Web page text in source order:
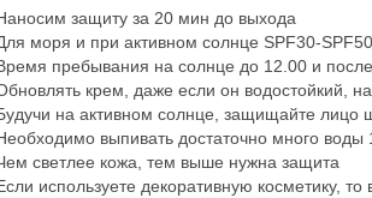
защиту за 20 мин до выхода
моря и при активном солнце SPF30-SPF50
пребывания на солнце до 12.00 и
крем, даже если он водостойкий,
на активном солнце, защищайте лицо
выпивать достаточно много воды
светлее кожа, тем выше нужна защита
используете декоративную косметику,